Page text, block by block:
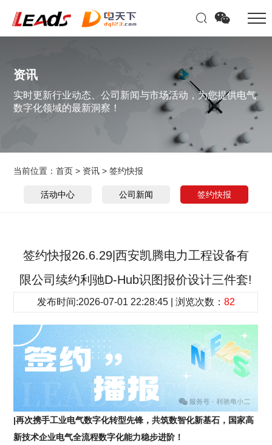
资讯
实时更新行业动态、公司新闻与市场活动，为您提供电气
数字化领域的最新洞察！
当前位置：首页 > 资讯 >签约快报
活动中心 公司新闻 签约快报
签约快报26.6.29|西安凯腾电力工程设备有
限公司续约利驰D-Hub识图报价设计三件套!
发布时间:2026-07-01 22:28:45 | 浏览次数： 82
|再次携手工业电气数字化转型先锋，共筑数智化新基石，国家高
新技术企业电气全流程数字化能力稳步进阶！